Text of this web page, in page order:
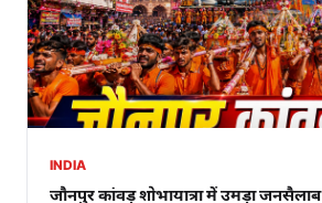
INDIA
जौनपुर कांवड़ शोभायात्रा में उमड़ा जनसैलाब